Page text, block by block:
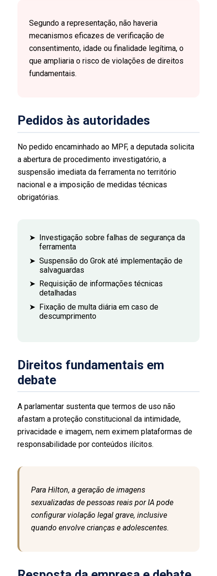
Segundo a representação, não haveria
mecanismos eficazes de verificação de
consentimento, idade ou finalidade legítima, o
que ampliaria o risco de violações de direitos
fundamentais.
Pedidos às autoridades
No pedido encaminhado ao MPF, a deputada solicita
a abertura de procedimento investigatório, a
suspensão imediata da ferramenta no território
nacional e a imposição de medidas técnicas
obrigatórias.
Investigação sobre falhas de segurança da
ferramenta
Suspensão do Grok até implementação de
salvaguardas
Requisição de informações técnicas
detalhadas
Fixação de multa diária em caso de
descumprimento
Direitos fundamentais em
debate
A parlamentar sustenta que termos de uso não
afastam a proteção constitucional da intimidade,
privacidade e imagem, nem eximem plataformas de
responsabilidade por conteúdos ilícitos.
Para Hilton, a geração de imagens
sexualizadas de pessoas reais por IA pode
configurar violação legal grave, inclusive
quando envolve crianças e adolescentes.